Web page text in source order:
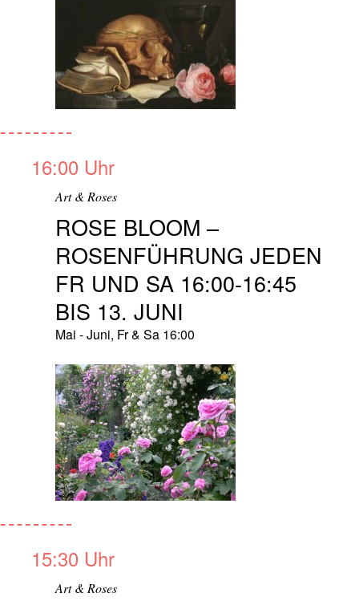
16:00 Uhr
Art & Roses
ROSE BLOOM –
ROSENFÜHRUNG JEDEN
FR UND SA 16:00-16:45
BIS 13. JUNI
Mai - Juni, Fr & Sa 16:00
15:30 Uhr
Art & Roses